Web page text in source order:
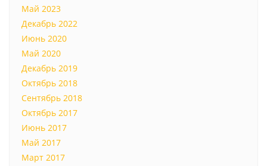
Май 2023
Декабрь 2022
Июнь 2020
Май 2020
Декабрь 2019
Октябрь 2018
Сентябрь 2018
Октябрь 2017
Июнь 2017
Май 2017
Март 2017